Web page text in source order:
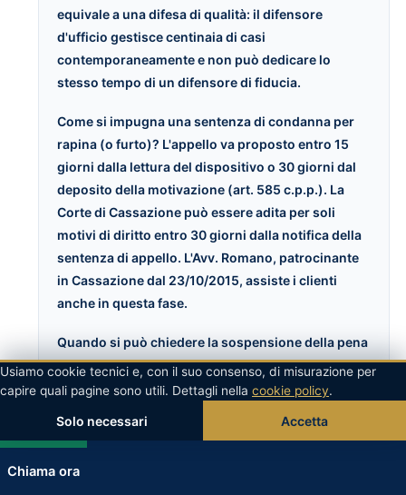
equivale a una difesa di qualità: il difensore
d'ufficio gestisce centinaia di casi
contemporaneamente e non può dedicare lo
stesso tempo di un difensore di fiducia.
Come si impugna una sentenza di condanna per
rapina (o furto)? L'appello va proposto entro 15
giorni dalla lettura del dispositivo o 30 giorni dal
deposito della motivazione (art. 585 c.p.p.). La
Corte di Cassazione può essere adita per soli
motivi di diritto entro 30 giorni dalla notifica della
sentenza di appello. L'Avv. Romano, patrocinante
in Cassazione dal 23/10/2015, assiste i clienti
anche in questa fase.
Quando si può chiedere la sospensione della pena
per rapina (o furto)? La sospensione condizionale
(art. 163 c.p.) si applica automaticamente per pene
difensore deve argomentare tecnicamente davanti
WhatsApp
Chiama ora
Usiamo cookie tecnici e, con il suo consenso, di misurazione per
capire quali pagine sono utili. Dettagli nella cookie policy.
Solo necessari Accetta